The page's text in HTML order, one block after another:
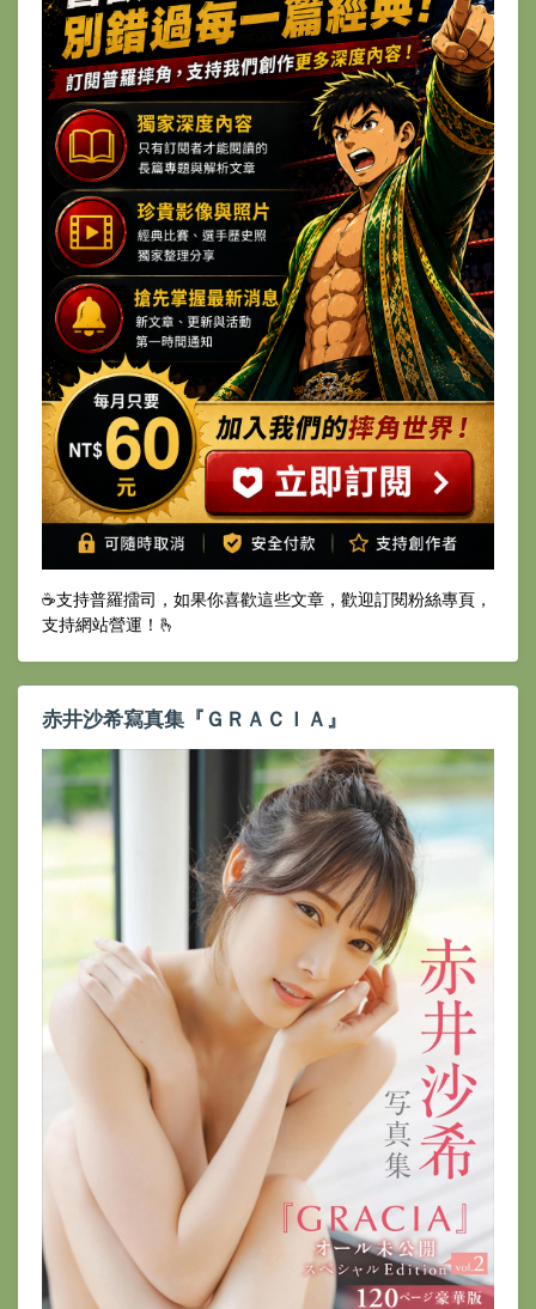
☕️支持普羅擂司，如果你喜歡這些文章，歡迎訂閱粉絲專頁，
支持網站營運！🫰
赤井沙希寫真集『ＧＲＡＣＩＡ』